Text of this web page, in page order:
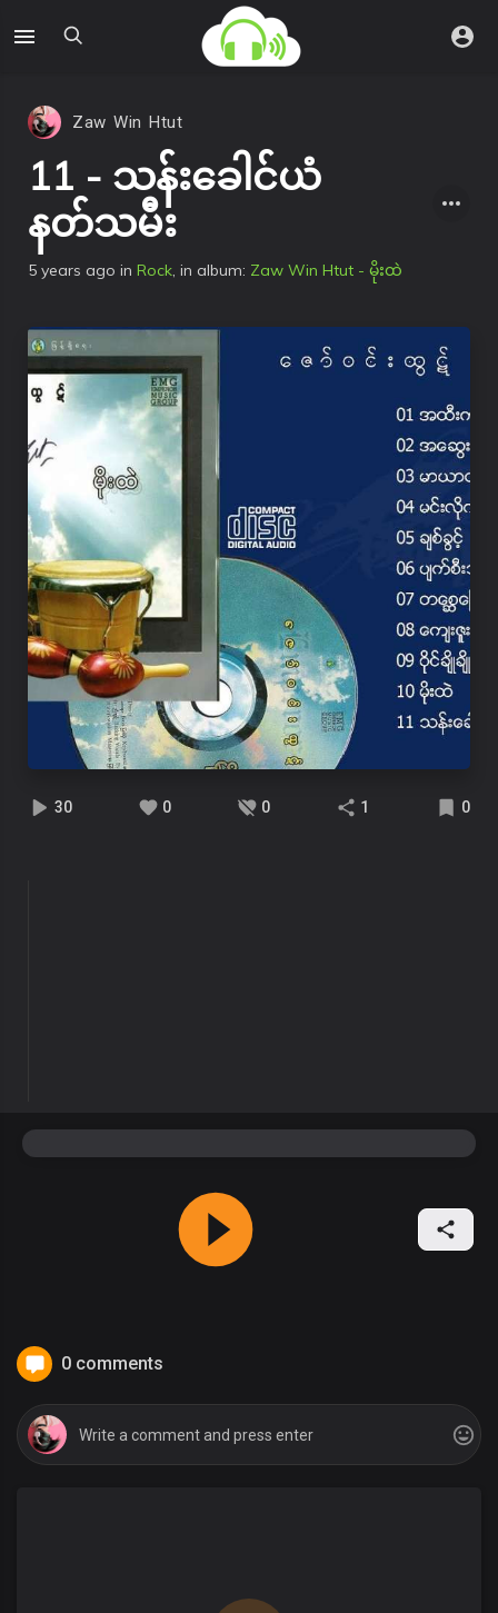
Zaw Win Htut
11 - သန်းခေါင်ယံ
နတ်သမီး
5 years ago in Rock, in album: Zaw Win Htut - မိုးထဲ
30 0 0 1 0
0 comments